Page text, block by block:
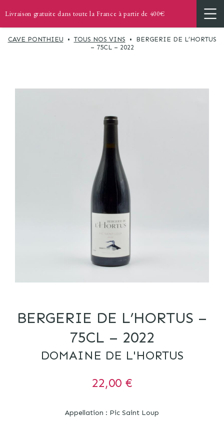
Livraison gratuite dans toute la France à partir de 400€
CAVE PONTHIEU • TOUS NOS VINS • BERGERIE DE L’HORTUS
– 75CL – 2022
BERGERIE DE L’HORTUS –
75CL – 2022
DOMAINE DE L'HORTUS
22,00 €
Appellation : Pic Saint Loup